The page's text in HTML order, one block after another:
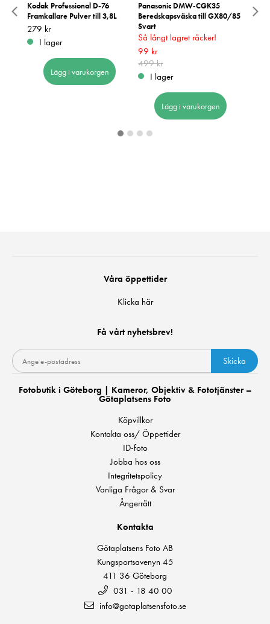
Kodak Professional D-76
Framkallare Pulver till 3,8L
Pris: 279 kr
279 kr
I lager
Lägg i varukorgen
Panasonic DMW-CGK35
Beredskapsväska till GX80/85
Svart
Så långt lagret räcker!
Nuvarande pris
pris:499 kr
99 kr
499 kr
I lager
Lägg i varukorgen
Pris
189
Våra öppettider
Klicka här
Få vårt nyhetsbrev!
Skicka
Fotobutik i Göteborg | Kameror, Objektiv & Fototjänster –
Götaplatsens Foto
Köpvillkor
Kontakta oss/ Öppettider
ID-foto
Jobba hos oss
Integritetspolicy
Vanliga Frågor & Svar
Ångerrätt
Kontakta
Götaplatsens Foto AB
Kungsportsavenyn 45
411 36 Göteborg
031 - 18 40 00
info@gotaplatsensfoto.se